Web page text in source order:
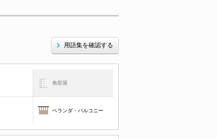
用語集を確認する
角部屋
ベランダ・バルコニー